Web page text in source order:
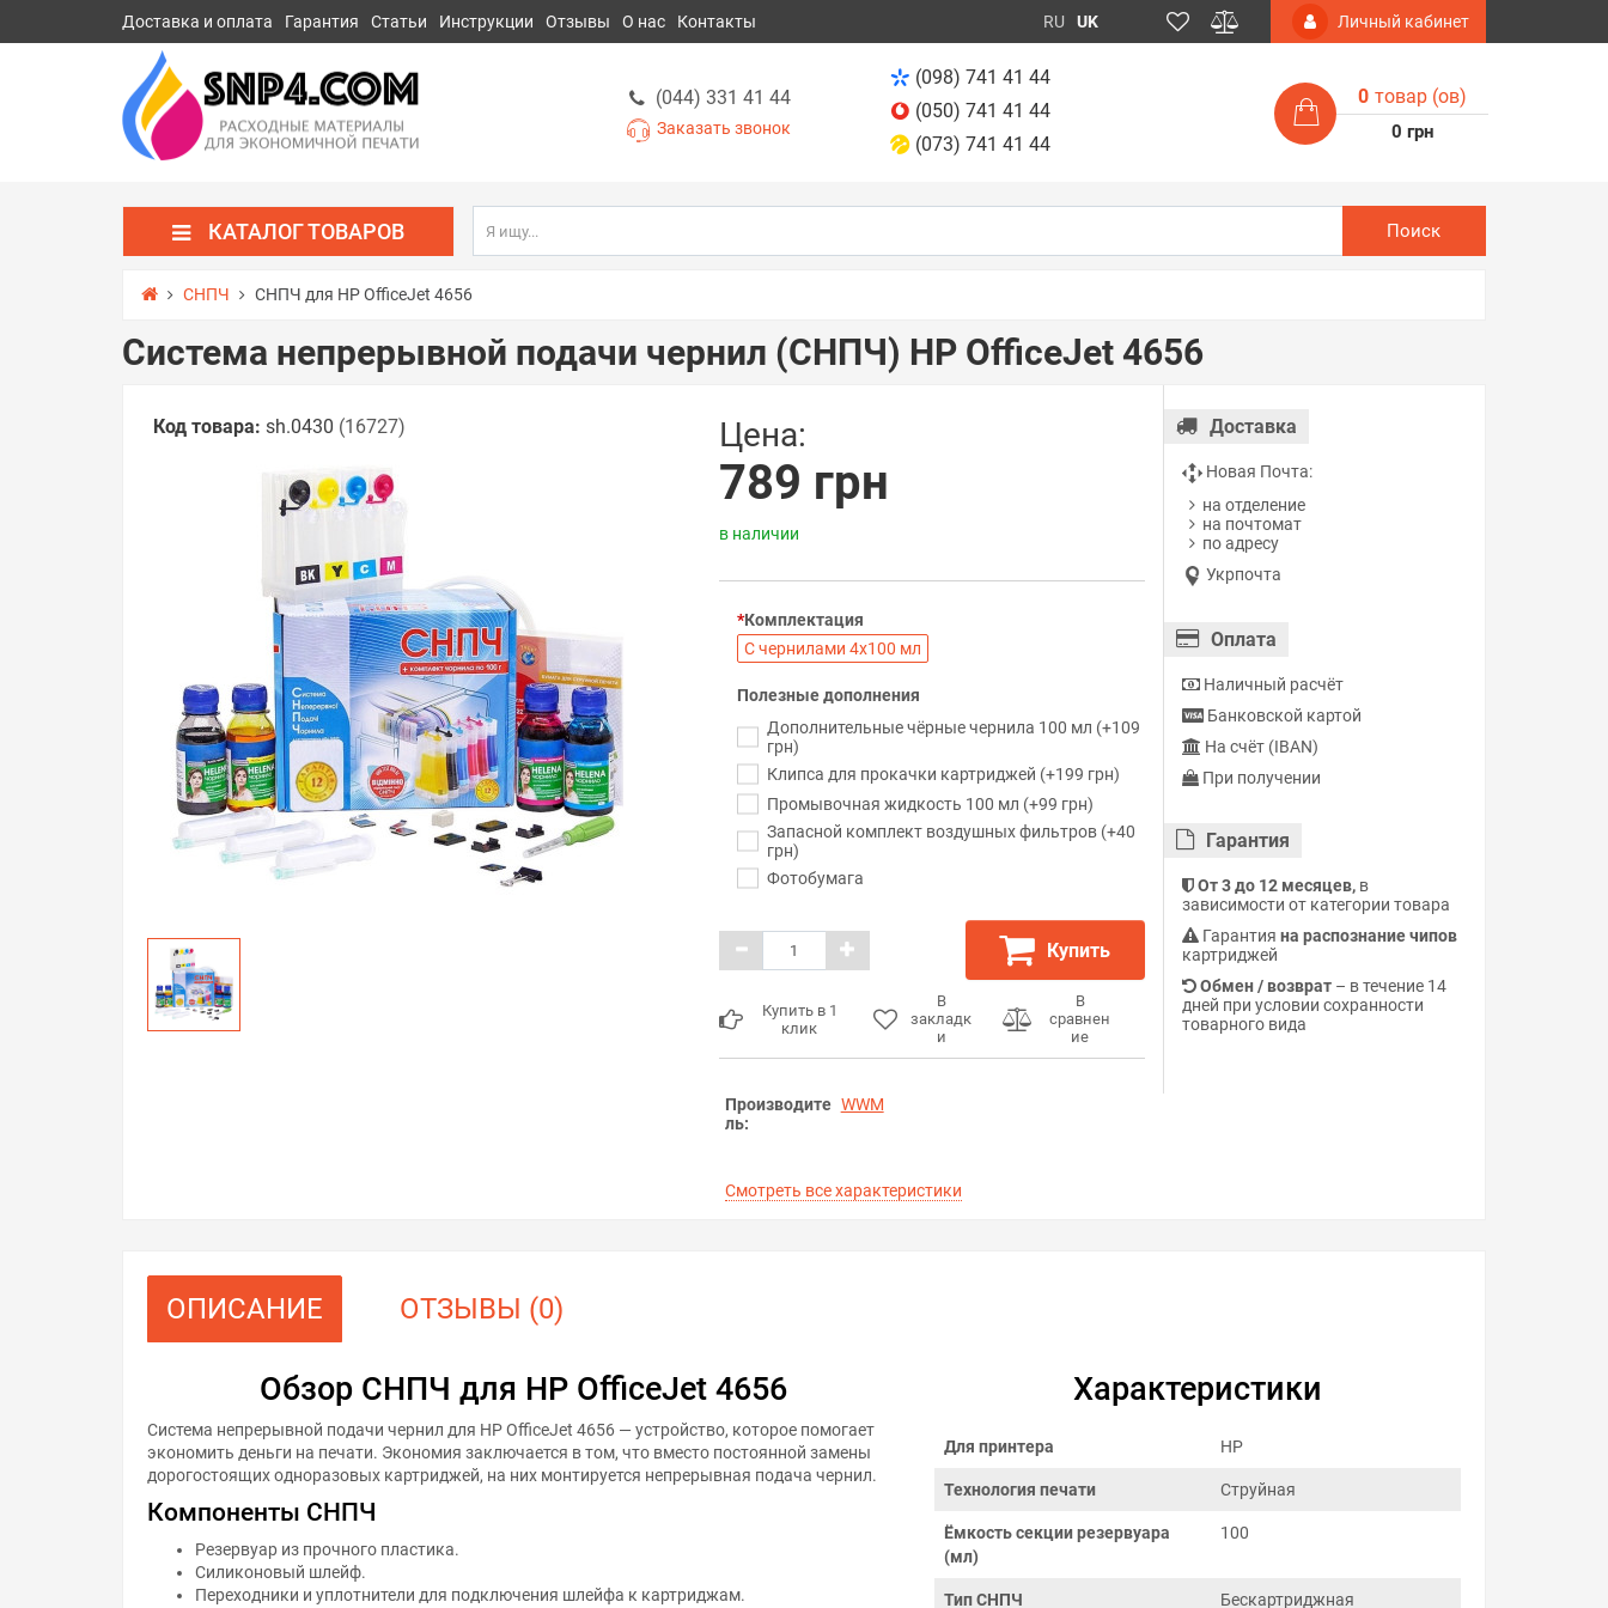
Доставка и оплата Гарантия Статьи Инструкции Отзывы О нас Контакты RU UK Личный кабинет
(044) 331 41 44
Заказать звонок
(098) 741 41 44
(050) 741 41 44
(073) 741 41 44
0 товар (ов)
0 грн
КАТАЛОГ ТОВАРОВ Поиск
СНПЧ СНПЧ для HP OfficeJet 4656
Система непрерывной подачи чернил (СНПЧ) HP OfficeJet 4656
Код товара: sh.0430 (16727) Цена:
789 грн
в наличии
Комплектация
С чернилами 4х100 мл
Полезные дополнения
Дополнительные чёрные чернила 100 мл (+109
грн)
Клипса для прокачки картриджей (+199 грн)
Промывочная жидкость 100 мл (+99 грн)
Запасной комплект воздушных фильтров (+40
грн)
Фотобумага
Купить
Купить в 1
клик
В
закладк
и
В
сравнен
ие
Производите
ль:
WWM
Смотреть все характеристики
Доставка
Новая Почта:
на отделение
на почтомат
по адресу
Укрпочта
Оплата
Наличный расчёт
Банковской картой
На счёт (IBAN)
При получении
Гарантия
От 3 до 12 месяцев,в
зависимости от категории товара
Гарантия на распознание чипов
картриджей
Обмен / возврат– в течение 14
дней при условии сохранности
товарного вида
ОПИСАНИЕ ОТЗЫВЫ (0)
Обзор СНПЧ для HP OfficeJet 4656
Система непрерывной подачи чернил для HP OfficeJet 4656 — устройство, которое помогает
экономить деньги на печати. Экономия заключается в том, что вместо постоянной замены
дорогостоящих одноразовых картриджей, на них монтируется непрерывная подача чернил.
Компоненты СНПЧ
Резервуар из прочного пластика.
Силиконовый шлейф.
Переходники и уплотнители для подключения шлейфа к картриджам.
Характеристики
Для принтера HP
Технология печати Струйная
Ёмкость секции резервуара
(мл)
100
Тип СНПЧ Бескартриджная